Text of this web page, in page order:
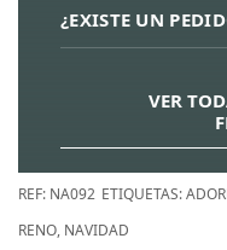
¿EXISTE UN
VER
REF: NA092 ETIQUETAS:
RENO, NAVIDAD